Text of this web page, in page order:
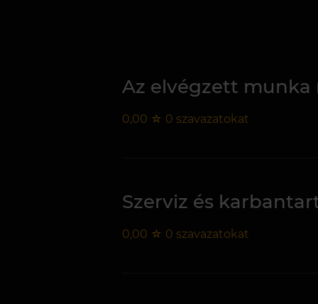
Az elvégzett munka
0,00 ☆ 0 szavazatokat
Szerviz és
0,00 ☆ 0 szavazatokat